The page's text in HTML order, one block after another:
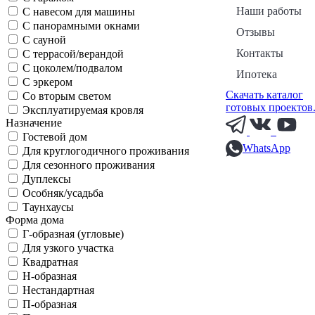
Наши работы
Отзывы
Контакты
Ипотека
Скачать каталог
готовых
WhatsApp
С навесом для машины
С панорамными окнами
С сауной
С террасой/верандой
С цоколем/подвалом
С эркером
Со вторым светом
Эксплуатируемая кровля
Назначение
Гостевой дом
Для круглогодичного проживания
Для сезонного проживания
Дуплексы
Особняк/усадьба
Таунхаусы
Форма дома
Г-образная (угловые)
Для узкого участка
Квадратная
Н-образная
Нестандартная
П-образная